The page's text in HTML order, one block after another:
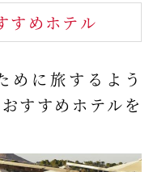
すめホテル
めに旅するよう
すすめホテルを